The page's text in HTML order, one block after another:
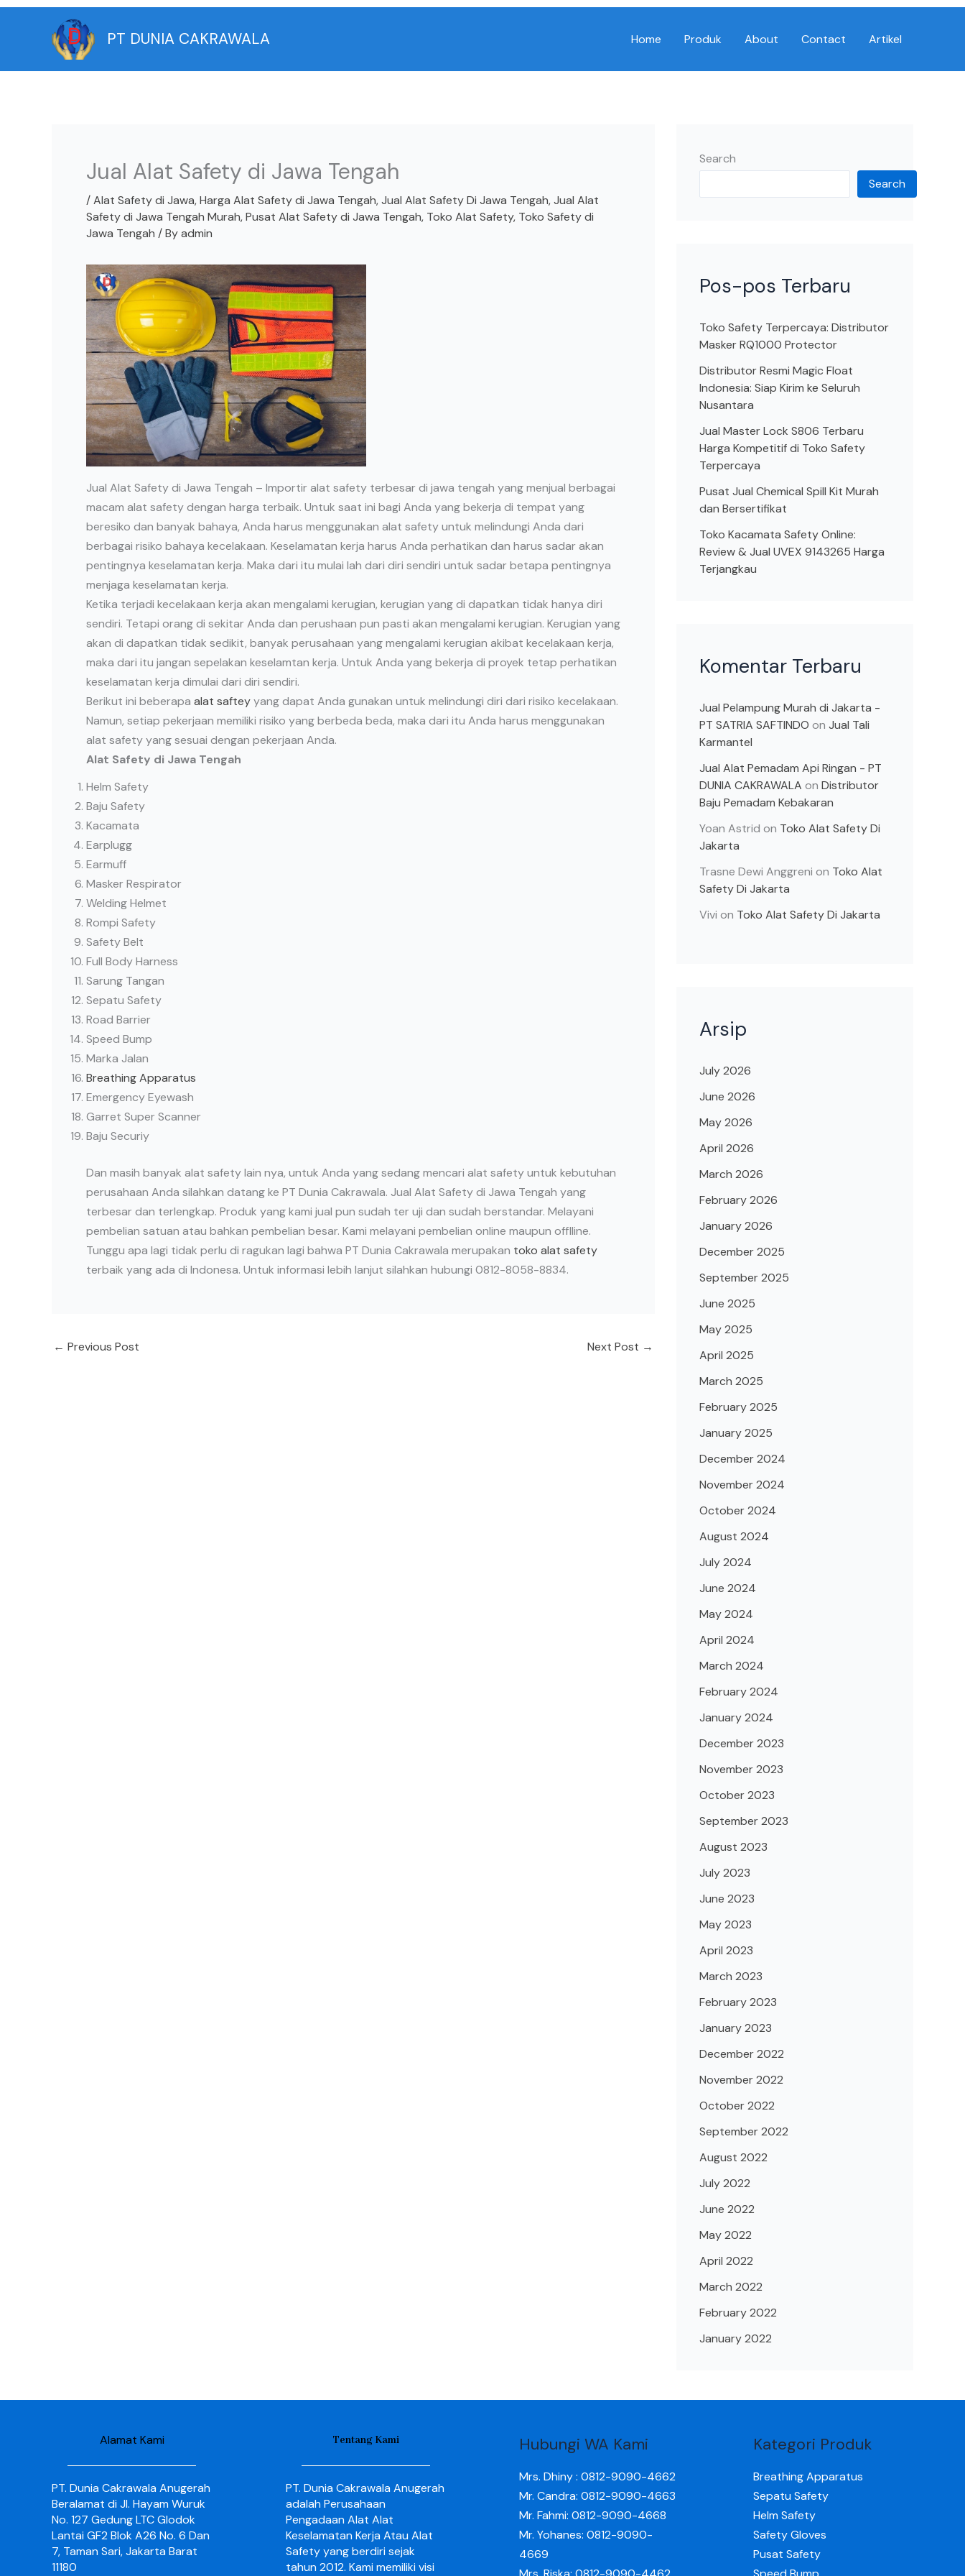
Skip
PT DUNIA CAKRAWALA Home Produk About Contact Artikel
Jual Alat Safety di Jawa Tengah
/Alat Safety di Jawa,Harga Alat Safety di Jawa Tengah,Jual Alat Safety Di Jawa Tengah,Jual Alat
Safety di Jawa Tengah Murah,Pusat Alat Safety di Jawa Tengah, Toko Alat Safety, Toko Safety di
Jawa Tengah / Byadmin
Jual Alat Safety di Jawa Tengah – Importir alat safety terbesar di jawa tengah yang menjual berbagai
macam alat safety dengan harga terbaik. Untuk saat ini bagi Anda yang bekerja di tempat yang
beresiko dan banyak bahaya, Anda harus menggunakan alat safety untuk melindungi Anda dari
berbagai risiko bahaya kecelakaan. Keselamatan kerja harus Anda perhatikan dan harus sadar akan
pentingnya keselamatan kerja. Maka dari itu mulai lah dari diri sendiri untuk sadar betapa pentingnya
menjaga keselamatan kerja.
Ketika terjadi kecelakaan kerja akan mengalami kerugian, kerugian yang di dapatkan tidak hanya diri
sendiri. Tetapi orang di sekitar Anda dan perushaan pun pasti akan mengalami kerugian. Kerugian yang
akan di dapatkan tidak sedikit, banyak perusahaan yang mengalami kerugian akibat kecelakaan kerja,
maka dari itu jangan sepelakan keselamtan kerja. Untuk Anda yang bekerja di proyek tetap perhatikan
keselamatan kerja dimulai dari diri sendiri.
Berikut ini beberapa alat safteyyang dapat Anda gunakan untuk melindungi diri dari risiko kecelakaan.
Namun, setiap pekerjaan memiliki risiko yang berbeda beda, maka dari itu Anda harus menggunakan
alat safety yang sesuai dengan pekerjaan Anda.
Alat Safety di Jawa Tengah
Helm Safety
Baju Safety
Kacamata
Earplugg
Earmuff
Masker Respirator
Welding Helmet
Rompi Safety
Safety Belt
Full Body Harness
Sarung Tangan
Sepatu Safety
Road Barrier
Speed Bump
Marka Jalan
Breathing Apparatus
Emergency Eyewash
Garret Super Scanner
Baju Securiy
Dan masih banyak alat safety lain nya, untuk Anda yang sedang mencari alat safety untuk kebutuhan
perusahaan Anda silahkan datang ke PT Dunia Cakrawala. Jual Alat Safety di Jawa Tengah yang
terbesar dan terlengkap. Produk yang kami jual pun sudah ter uji dan sudah berstandar. Melayani
pembelian satuan atau bahkan pembelian besar. Kami melayani pembelian online maupun offlline.
Tunggu apa lagi tidak perlu di ragukan lagi bahwa PT Dunia Cakrawala merupakan toko alat safety
terbaik yang ada di Indonesa. Untuk informasi lebih lanjut silahkan hubungi 0812-8058-8834.
← Previous Post Next Post →
Search
Search
Pos-pos Terbaru
Toko Safety Terpercaya: Distributor
Masker RQ1000 Protector
Distributor Resmi Magic Float
Indonesia: Siap Kirim ke Seluruh
Nusantara
Jual Master Lock S806 Terbaru
Harga Kompetitif di Toko Safety
Terpercaya
Pusat Jual Chemical Spill Kit Murah
dan Bersertifikat
Toko Kacamata Safety Online:
Review & Jual UVEX 9143265 Harga
Terjangkau
Komentar Terbaru
Jual Pelampung Murah di Jakarta -
PT SATRIA SAFTINDO on Jual Tali
Karmantel
Jual Alat Pemadam Api Ringan - PT
DUNIA CAKRAWALA on Distributor
Baju Pemadam Kebakaran
Yoan Astrid on Toko Alat Safety Di
Jakarta
Trasne Dewi Anggreni on Toko Alat
Safety Di Jakarta
Vivi on Toko Alat Safety Di Jakarta
Arsip
July 2026
June 2026
May 2026
April 2026
March 2026
February 2026
January 2026
December 2025
September 2025
June 2025
May 2025
April 2025
March 2025
February 2025
January 2025
December 2024
November 2024
October 2024
August 2024
July 2024
June 2024
May 2024
April 2024
March 2024
February 2024
January 2024
December 2023
November 2023
October 2023
September 2023
August 2023
July 2023
June 2023
May 2023
April 2023
March 2023
February 2023
January 2023
December 2022
November 2022
October 2022
September 2022
August 2022
July 2022
June 2022
May 2022
April 2022
March 2022
February 2022
January 2022
Alamat Kami
PT. Dunia Cakrawala Anugerah
Beralamat di Jl. Hayam Wuruk
No. 127 Gedung LTC Glodok
Lantai GF2 Blok A26 No. 6 Dan
7, Taman Sari, Jakarta Barat
11180
Tentang Kami
PT. Dunia Cakrawala Anugerah
adalah Perusahaan
Pengadaan Alat Alat
Keselamatan Kerja Atau Alat
Safety yang berdiri sejak
tahun 2012. Kami memiliki visi
Hubungi WA Kami
Mrs. Dhiny : 0812-9090-4662
Mr. Candra: 0812-9090-4663
Mr. Fahmi: 0812-9090-4668
Mr. Yohanes: 0812-9090-
4669
Kategori Produk
Breathing Apparatus
Sepatu Safety
Helm Safety
Safety Gloves
Pusat Safety